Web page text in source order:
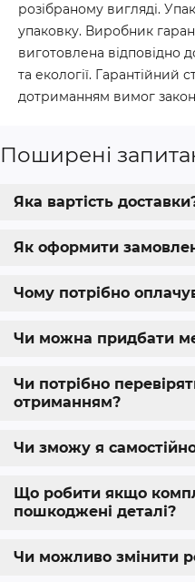
розібраному вигляді.
упаковку. Виробник
виготовлена відповідно
та екології. Гарантійний
дотриманням вимог
Поширені
Яка вартість
Як оформити
Чому потрібно
Чи можна придбати
Чи потрібно
отриманням?
Чи зможу я
Що робити якщо
пошкоджені деталі?
Чи можливо змінити